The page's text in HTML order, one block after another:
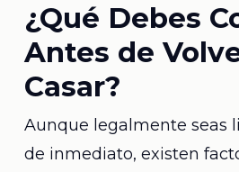
¿Qué Debes
Antes de
Casar?
Aunque legalmente seas
de inmediato, existen